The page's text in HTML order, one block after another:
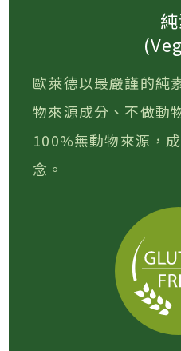
歐萊德以最嚴謹的純
物來源成分、不做動
100%無動物來源，
念。